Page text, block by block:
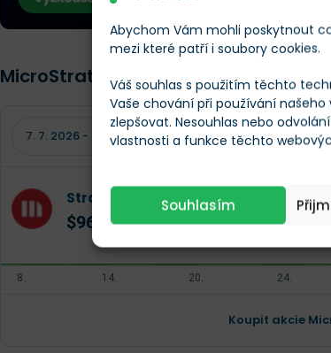
Abychom Vám mohli poskytnout
mezi které patří i soubory cookies.
Váš souhlas s použitím těchto
Vaše chování při používání
zlepšovat. Nesouhlas nebo
vlastnosti a funkce těchto
Souhlasím
MicroStrategy a její napodobitelé
Strategy MSTR
$96,24 -4,79 %
Koupit akcie